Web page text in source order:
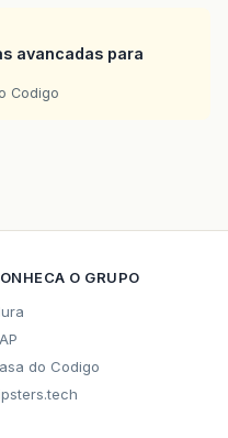
avancadas para
Codigo
O GRUPO
do Codigo